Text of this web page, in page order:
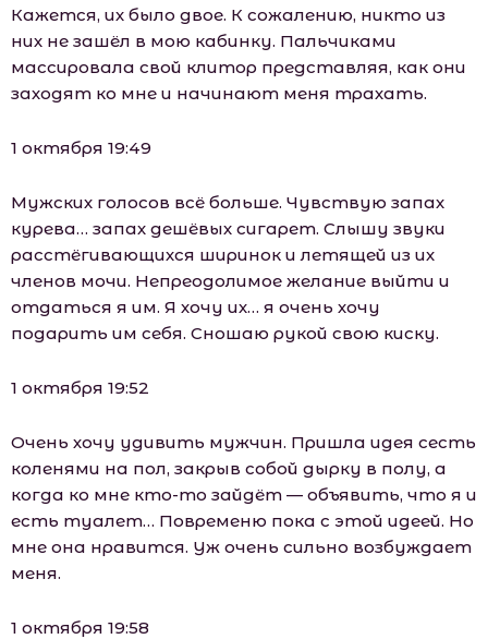
Кажется, их было двое. К сожалению, никто из
них не зашёл в мою кабинку. Пальчиками
массировала свой клитор представляя, как они
заходят ко мне и начинают меня трахать.
1 октября 19:49
Мужских голосов всё больше. Чувствую запах
курева… запах дешёвых сигарет. Слышу звуки
расстёгивающихся ширинок и летящей из их
членов мочи. Непреодолимое желание выйти и
отдаться я им. Я хочу их… я очень хочу
подарить им себя. Сношаю рукой свою киску.
1 октября 19:52
Очень хочу удивить мужчин. Пришла идея сесть
коленями на пол, закрыв собой дырку в полу, а
когда ко мне кто-то зайдёт — объявить, что я и
есть туалет… Повременю пока с этой идеей. Но
мне она нравится. Уж очень сильно возбуждает
меня.
1 октября 19:58